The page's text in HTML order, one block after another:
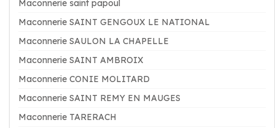
Maconnerie saint papoul
Maconnerie SAINT GENGOUX LE NATIONAL
Maconnerie SAULON LA CHAPELLE
Maconnerie SAINT AMBROIX
Maconnerie CONIE MOLITARD
Maconnerie SAINT REMY EN MAUGES
Maconnerie TARERACH